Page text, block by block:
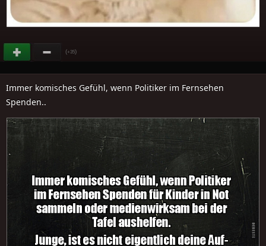
(+35)
Immer komisches Gefühl, wenn Politiker im Fernsehen
Spenden..